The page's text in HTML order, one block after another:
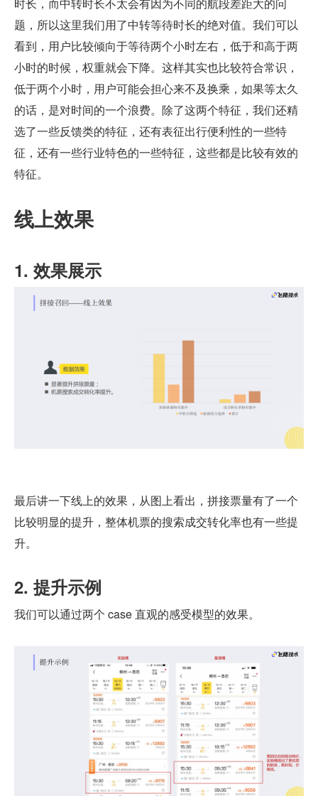
时长，而中转时长不太会有因为不同的航段差距大的问
题，所以这里我们用了中转等待时长的绝对值。我们可以
看到，用户比较倾向于等待两个小时左右，低于和高于两
小时的时候，权重就会下降。这样其实也比较符合常识，
低于两个小时，用户可能会担心来不及换乘，如果等太久
的话，是对时间的一个浪费。除了这两个特征，我们还精
选了一些反馈类的特征，还有表征出行便利性的一些特
征，还有一些行业特色的一些特征，这些都是比较有效的
特征。
线上效果
1. 效果展示
最后讲一下线上的效果，从图上看出，拼接票量有了一个
比较明显的提升，整体机票的搜索成交转化率也有一些提
升。
2. 提升示例
我们可以通过两个 case 直观的感受模型的效果。